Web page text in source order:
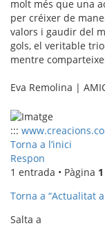
molt més que una
per créixer de
valors i gaudir del
gols, el veritable
mentre
Eva Remolina |
:::
Torna a l’inici
Respon
1 entrada • Pàgina 1
Torna a “Actualitat
Salta a